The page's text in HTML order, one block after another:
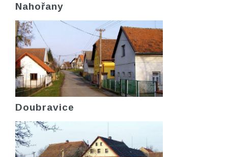
Nahořany
Doubravice